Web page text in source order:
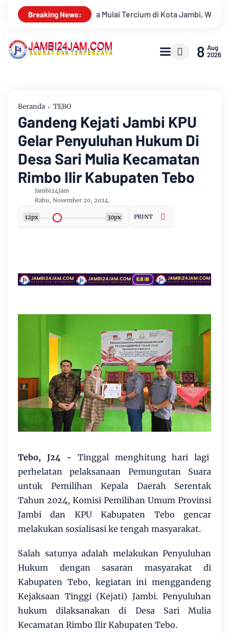
Breaking News:
Warga Diminta Waspada Hadapi Puncak Kemarau
8 Aug
2026
Beranda TEBO
Gandeng Kejati Jambi KPU
Gelar Penyuluhan Hukum Di
Desa Sari Mulia Kecamatan
Rimbo Ilir Kabupaten Tebo
Jambi24Jam
Rabu, November 20, 2024
12px 30px PRINT
Tebo, J24 - Tinggal menghitung hari lagi
perhelatan pelaksanaan Pemungutan Suara
untuk Pemilihan Kepala Daerah Serentak
Tahun 2024, Komisi Pemilihan Umum Provinsi
Jambi dan KPU Kabupaten Tebo gencar
melakukan sosialisasi ke tengah masyarakat.
Salah satunya adalah melakukan Penyuluhan
Hukum dengan sasaran masyarakat di
Kabupaten Tebo, kegiatan ini menggandeng
Kejaksaan Tinggi (Kejati) Jambi. Penyuluhan
hukum dilaksanakan di Desa Sari Mulia
Kecamatan Rimbo Ilir Kabupaten Tebo.